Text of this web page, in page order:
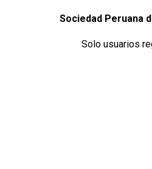
Sociedad Peruana
Solo usuarios